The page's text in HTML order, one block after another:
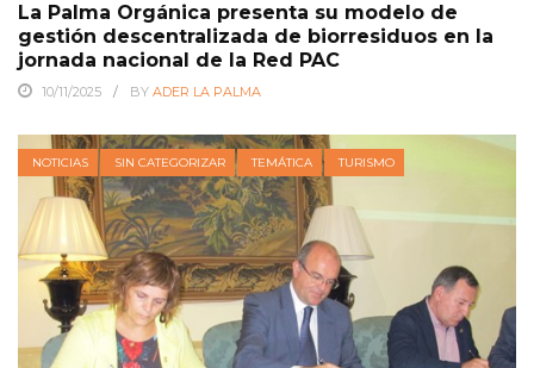
La Palma Orgánica presenta su modelo de
gestión descentralizada de biorresiduos en la
jornada nacional de la Red PAC
10/11/2025 BY ADER LA PALMA
NOTICIAS SIN CATEGORIZAR TEMÁTICA TURISMO